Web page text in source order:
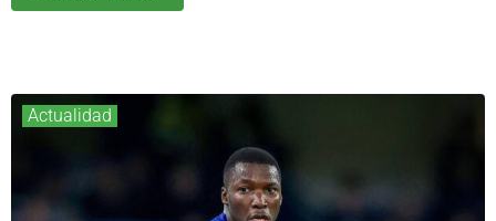
Actualidad